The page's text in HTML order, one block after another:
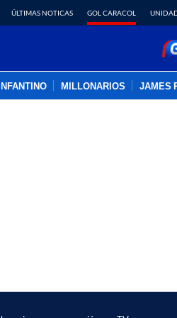
ÚLTIMAS NOTICAS GOL CARACOL
MILLONARIOS JAMES